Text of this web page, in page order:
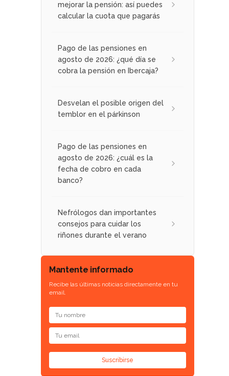
mejorar la pensión: así puedes
calcular la cuota que pagarás
Pago de las pensiones en
agosto de 2026: ¿qué día se
cobra la pensión en Ibercaja?
Desvelan el posible origen del
temblor en el párkinson
Pago de las pensiones en
agosto de 2026: ¿cuál es la
fecha de cobro en cada
banco?
Nefrólogos dan importantes
consejos para cuidar los
riñones durante el verano
Mantente informado
Recibe las últimas noticias directamente en tu
email.
Suscribirse